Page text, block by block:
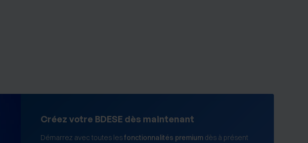
Créez votre BDESE dès maintenant
Démarrez avec toutes lesfonctionnalités premium dès à présent